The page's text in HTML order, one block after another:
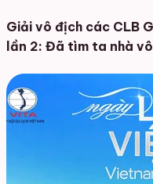
Giải vô địch các CLB
lần 2: Đã tìm ta nhà